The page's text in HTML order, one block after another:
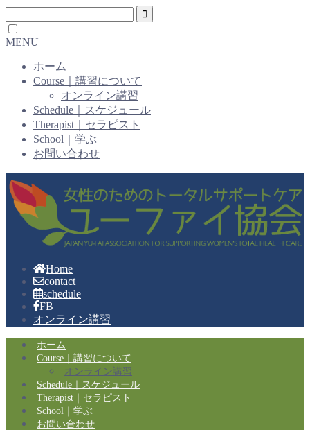
MENU
ホーム
Course｜講習について
オンライン講習
Schedule｜スケジュール
Therapist｜セラピスト
School｜学ぶ
お問い合わせ
Home
contact
schedule
FB
オンライン講習
ホーム
Course｜講習について
オンライン講習
Schedule｜スケジュール
Therapist｜セラピスト
School｜学ぶ
お問い合わせ